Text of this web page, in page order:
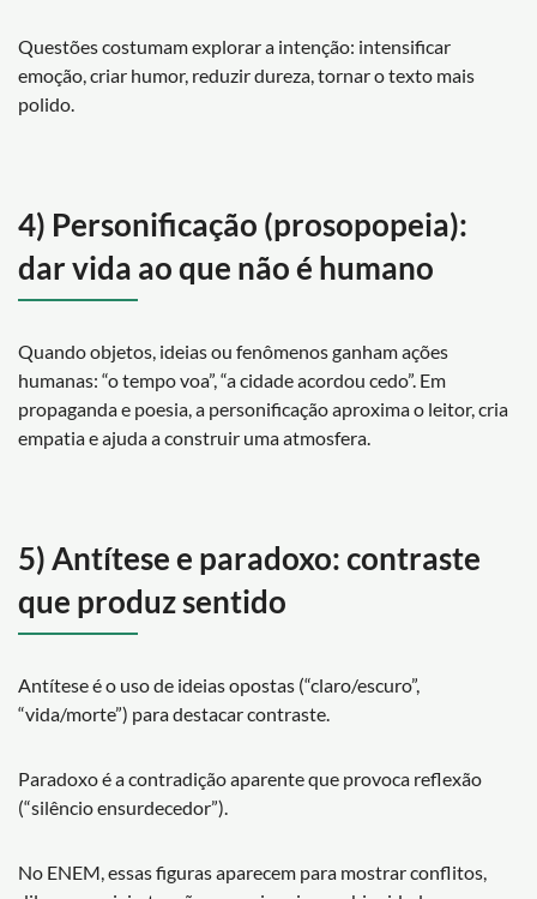
Questões costumam explorar a intenção: intensificar
emoção, criar humor, reduzir dureza, tornar o texto mais
polido.
4) Personificação (prosopopeia):
dar vida ao que não é humano
Quando objetos, ideias ou fenômenos ganham ações
humanas: “o tempo voa”, “a cidade acordou cedo”. Em
propaganda e poesia, a personificação aproxima o leitor, cria
empatia e ajuda a construir uma atmosfera.
5) Antítese e paradoxo: contraste
que produz sentido
Antítese é o uso de ideias opostas (“claro/escuro”,
“vida/morte”) para destacar contraste.
Paradoxo é a contradição aparente que provoca reflexão
(“silêncio ensurdecedor”).
No ENEM, essas figuras aparecem para mostrar conflitos,